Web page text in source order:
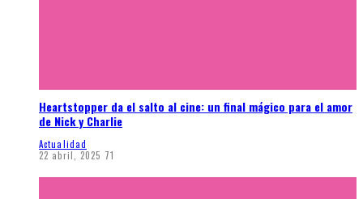
Heartstopper da el salto al cine: un final mágico para el amor
de Nick y Charlie
Actualidad
22 abril, 2025 71